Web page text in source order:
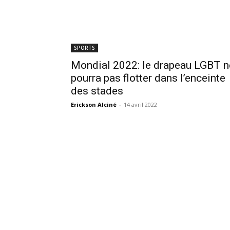
SPORTS
Mondial 2022: le drapeau LGBT
pourra pas flotter dans l’enceinte
des stades
Erickson Alciné - 14 avril 2022